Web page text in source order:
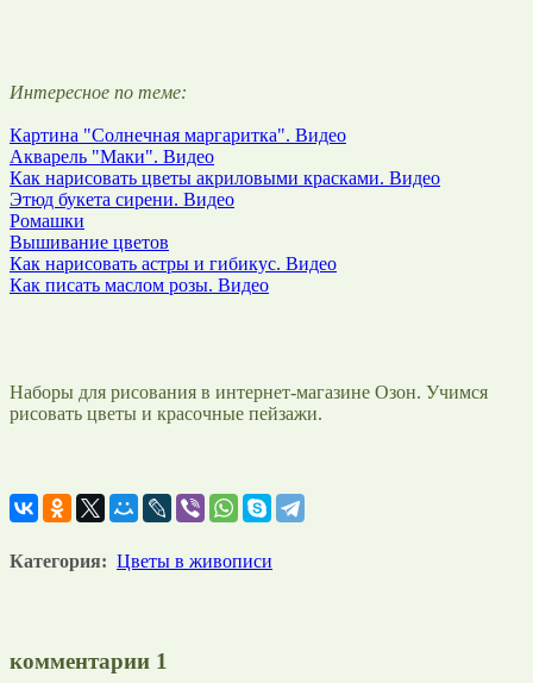
Интересное по теме:
Картина "Солнечная маргаритка". Видео
Акварель "Маки". Видео
Как нарисовать цветы акриловыми красками. Видео
Этюд букета сирени. Видео
Ромашки
Вышивание цветов
Как нарисовать астры и гибикус. Видео
Как писать маслом розы. Видео
Наборы для рисования в интернет-магазине Озон. Учимся
рисовать цветы и красочные пейзажи.
Категория: Цветы в живописи
комментарии 1